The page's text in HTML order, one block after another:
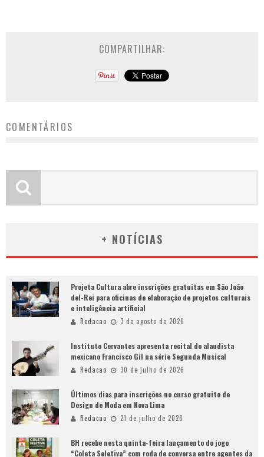
COMPARTILHAR:
COMENTÁRIOS
+ NOTÍCIAS
Projeta Cultura abre inscrições gratuitas em São João
del-Rei para oficinas de elaboração de projetos culturais
e inteligência artificial
Redacao 3 de agosto de 2026
Instituto Cervantes apresenta recital do alaudista
mexicano Francisco Gil na série Segunda Musical
Redacao 30 de julho de 2026
Últimos dias para inscrições no curso gratuito de
Design de Moda em Nova Lima
Redacao 21 de julho de 2026
BH recebe nesta quinta-feira lançamento do jogo
“Coleta Seletiva” com roda de conversa entre agentes da